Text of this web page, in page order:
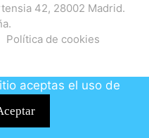
42, 28002 Madrid.
Política de cookies
aceptas el uso de